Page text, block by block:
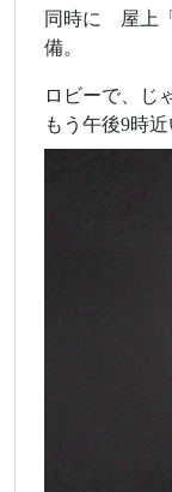
同時に 屋上
備。
ロビーで、じ
もう午後9時